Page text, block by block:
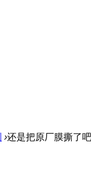
›还是把原厂膜撕了